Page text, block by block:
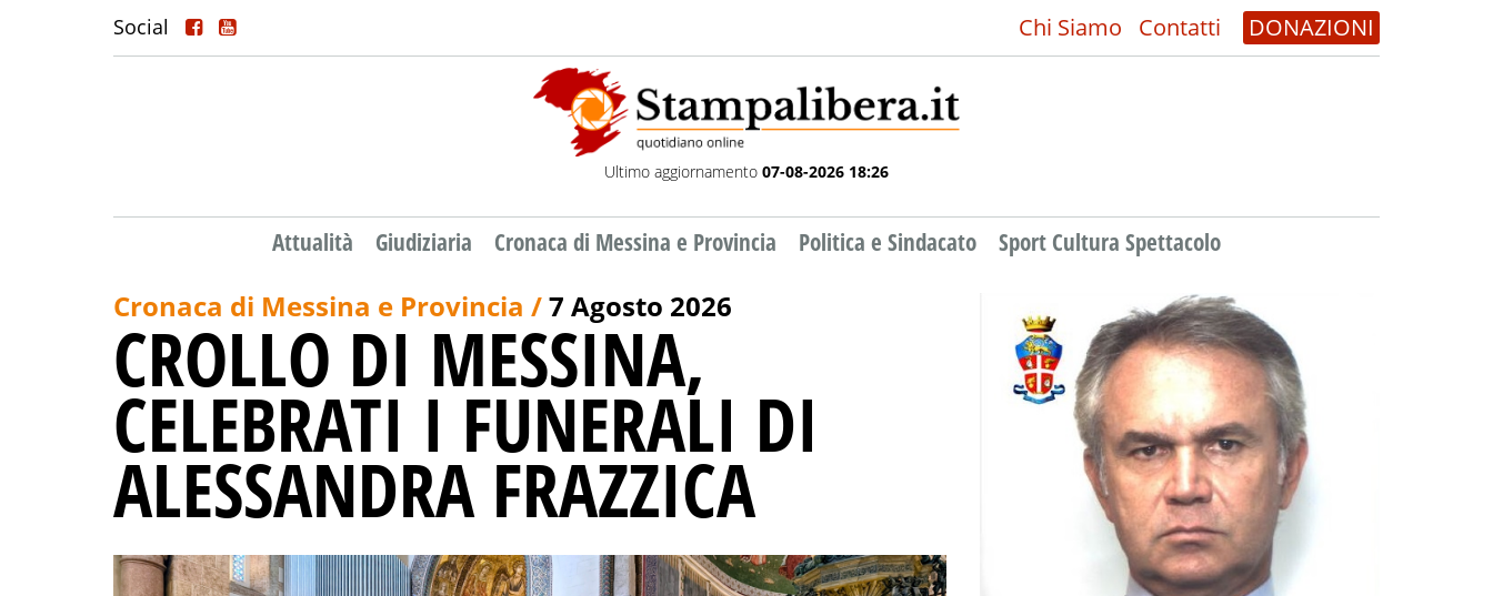
Social Chi Siamo Contatti DONAZIONI
Ultimo aggiornamento 07-08-2026 18:26
Attualità Giudiziaria Cronaca di Messina e Provincia Politica e Sindacato Sport Cultura Spettacolo
Cronaca di Messina e Provincia /7 Agosto 2026
CROLLO DI MESSINA,
CELEBRATI I FUNERALI DI
ALESSANDRA FRAZZICA